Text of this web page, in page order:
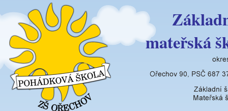
mateřská